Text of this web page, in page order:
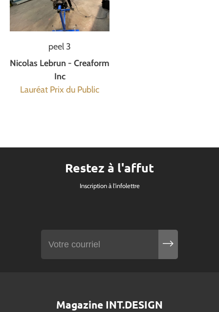
peel 3
Nicolas Lebrun - Creaform
Inc
Lauréat Prix du Public
Restez à l'affut
Inscription à l'infolettre
Magazine INT.DESIGN